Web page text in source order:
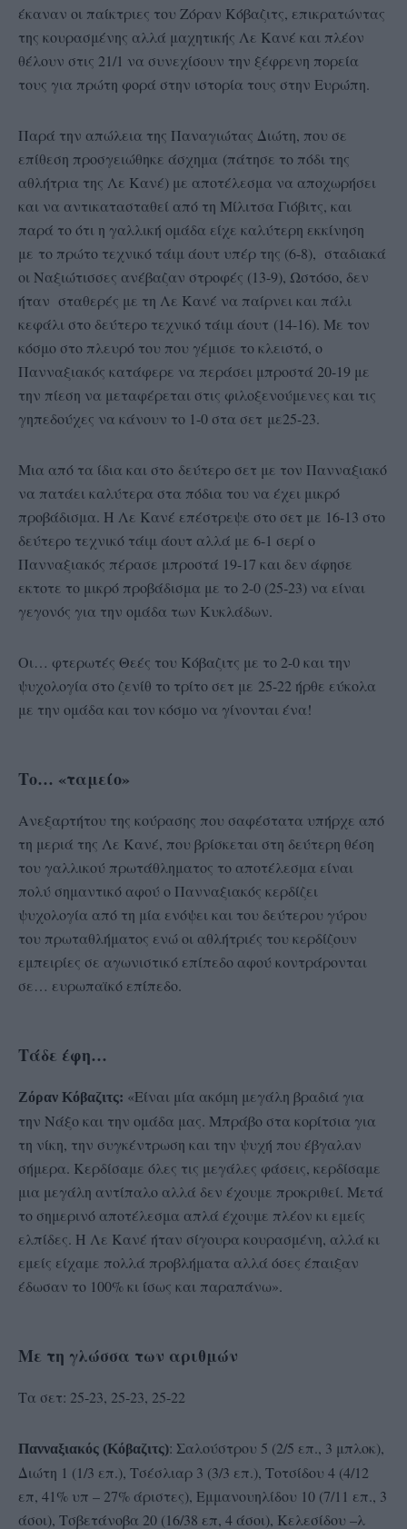
έκαναν οι παίκτριες του Ζόραν Κόβαζιτς, επικρατώντας
της κουρασμένης αλλά μαχητικής Λε Κανέ και πλέον
θέλουν στις 21/1 να συνεχίσουν την ξέφρενη πορεία
τους για πρώτη φορά στην ιστορία τους στην Ευρώπη.
Παρά την απώλεια της Παναγιώτας Διώτη, που σε
επίθεση προσγειώθηκε άσχημα (πάτησε το πόδι της
αθλήτρια της Λε Κανέ) με αποτέλεσμα να αποχωρήσει
και να αντικατασταθεί από τη Μίλιτσα Γιόβιτς, και
παρά το ότι η γαλλική ομάδα είχε καλύτερη εκκίνηση
με το πρώτο τεχνικό τάιμ άουτ υπέρ της (6-8), σταδιακά
οι Ναξιώτισσες ανέβαζαν στροφές (13-9), Ωστόσο, δεν
ήταν σταθερές με τη Λε Κανέ να παίρνει και πάλι
κεφάλι στο δεύτερο τεχνικό τάιμ άουτ (14-16). Με τον
κόσμο στο πλευρό του που γέμισε το κλειστό, ο
Πανναξιακός κατάφερε να περάσει μπροστά 20-19 με
την πίεση να μεταφέρεται στις φιλοξενούμενες και τις
γηπεδούχες να κάνουν το 1-0 στα σετ με25-23.
Μια από τα ίδια και στο δεύτερο σετ με τον Πανναξιακό
να πατάει καλύτερα στα πόδια του να έχει μικρό
προβάδισμα. Η Λε Κανέ επέστρεψε στο σετ με 16-13 στο
δεύτερο τεχνικό τάιμ άουτ αλλά με 6-1 σερί ο
Πανναξιακός πέρασε μπροστά 19-17 και δεν άφησε
εκτοτε το μικρό προβάδισμα με το 2-0 (25-23) να είναι
γεγονός για την ομάδα των Κυκλάδων.
Οι… φτερωτές Θεές του Κόβαζιτς με το 2-0 και την
ψυχολογία στο ζενίθ το τρίτο σετ με 25-22 ήρθε εύκολα
με την ομάδα και τον κόσμο να γίνονται ένα!
Το… «ταμείο»
Ανεξαρτήτου της κούρασης που σαφέστατα υπήρχε από
τη μεριά της Λε Κανέ, που βρίσκεται στη δεύτερη θέση
του γαλλικού πρωτάθληματος το αποτέλεσμα είναι
πολύ σημαντικό αφού ο Πανναξιακός κερδίζει
ψυχολογία από τη μία ενόψει και του δεύτερου γύρου
του πρωταθλήματος ενώ οι αθλήτριές του κερδίζουν
εμπειρίες σε αγωνιστικό επίπεδο αφού κοντράρονται
σε… ευρωπαϊκό επίπεδο.
Τάδε έφη…
Ζόραν Κόβαζιτς: «Είναι μία ακόμη μεγάλη βραδιά για
την Νάξο και την ομάδα μας. Μπράβο στα κορίτσια για
τη νίκη, την συγκέντρωση και την ψυχή που έβγαλαν
σήμερα. Κερδίσαμε όλες τις μεγάλες φάσεις, κερδίσαμε
μια μεγάλη αντίπαλο αλλά δεν έχουμε προκριθεί. Μετά
το σημερινό αποτέλεσμα απλά έχουμε πλέον κι εμείς
ελπίδες. Η Λε Κανέ ήταν σίγουρα κουρασμένη, αλλά κι
εμείς είχαμε πολλά προβλήματα αλλά όσες έπαιξαν
έδωσαν το 100% κι ίσως και παραπάνω».
Με τη γλώσσα των αριθμών
Τα σετ: 25-23, 25-23, 25-22
Πανναξιακός (Κόβαζιτς): Σαλούστρου 5 (2/5 επ., 3 μπλοκ),
Διώτη 1 (1/3 επ.), Τσέσλιαρ 3 (3/3 επ.), Τοτσίδου 4 (4/12
επ, 41% υπ – 27% άριστες), Εμμανουηλίδου 10 (7/11 επ., 3
άσοι), Τσβετάνοβα 20 (16/38 επ, 4 άσοι), Κελεσίδου –λ